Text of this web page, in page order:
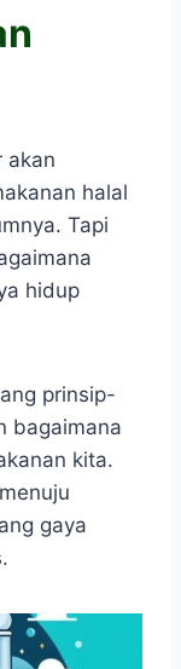
akan
halal
Tapi
hidup
prinsip-
bagaimana
kita.
gaya